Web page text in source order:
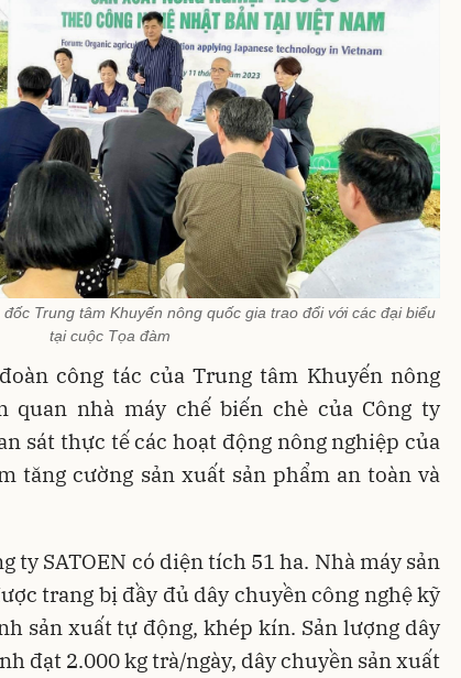
Trung tâm Khuyến nông quốc gia trao đổi với các đại biểu
tại cuộc Tọa đàm
công tác của Trung tâm Khuyến nông
quan nhà máy chế biến chè của Công ty
sát thực tế các hoạt động nông nghiệp của
tăng cường sản xuất sản phẩm an toàn và
ty SATOEN có diện tích 51 ha. Nhà máy sản
trang bị đầy đủ dây chuyền công nghệ kỹ
sản xuất tự động, khép kín. Sản lượng dây
đạt 2.000 kg trà/ngày, dây chuyền sản xuất